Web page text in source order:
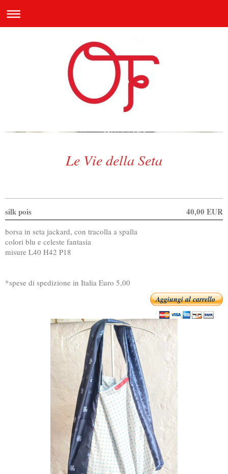
Le Vie della Seta
silk pois 40,00 EUR
borsa in seta jackard, con tracolla a spalla
colori blu e celeste fantasia
misure L40 H42 P18
*spese di spedizione in Italia Euro 5,00
Aggiungi al carrello